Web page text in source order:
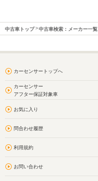
中古車トップ 中古車検索：メーカー一覧
カーセンサートップへ
カーセンサー
アフター保証対象車
お気に入り
問合わせ履歴
利用規約
お問い合わせ